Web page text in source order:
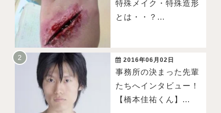
特殊メイク・特殊造形
とは・・？...
2016年06月02日
事務所の決まった先輩
たちへインタビュー！
【橋本佳祐くん】...